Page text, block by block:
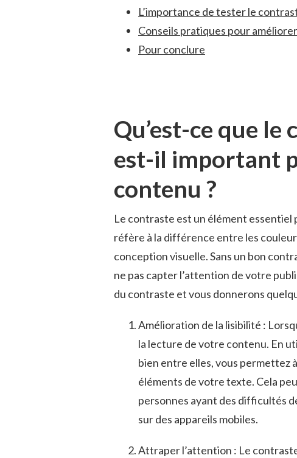
L’importance de ⁢tester le
Conseils pratiques⁢ pour
Pour conclure
Qu’est-ce que
est-il important
contenu ‍?
Le contraste est un ​élément
réfère à la différence entre ‍les
conception visuelle. Sans ‌un⁢ bon
ne⁢ pas capter ​l’attention⁣ de⁤ votre​
‍du ​contraste‌ et⁢ vous donnerons
Amélioration ⁢de⁣ la lisibilité :
la lecture ​de votre contenu. En⁤
bien entre ‌elles, vous permettez
éléments de votre texte. Cela
personnes ayant ⁣des difficultés
sur des appareils⁣ mobiles.
Attraper⁤ l’attention⁤ : Le